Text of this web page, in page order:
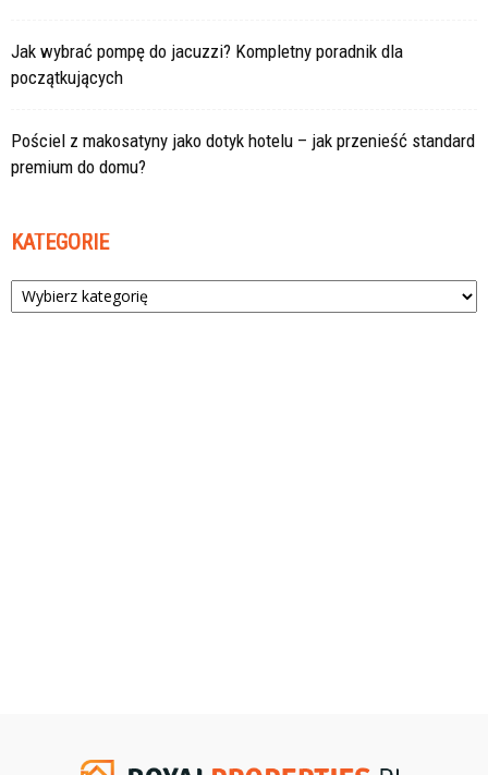
Jak wybrać pompę do jacuzzi? Kompletny poradnik dla
początkujących
Pościel z makosatyny jako dotyk hotelu – jak przenieść standard
premium do domu?
KATEGORIE
Kategorie